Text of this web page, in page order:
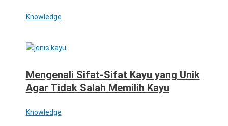
Knowledge
Mengenali Sifat-Sifat Kayu yang Unik
Agar Tidak Salah Memilih Kayu
Knowledge